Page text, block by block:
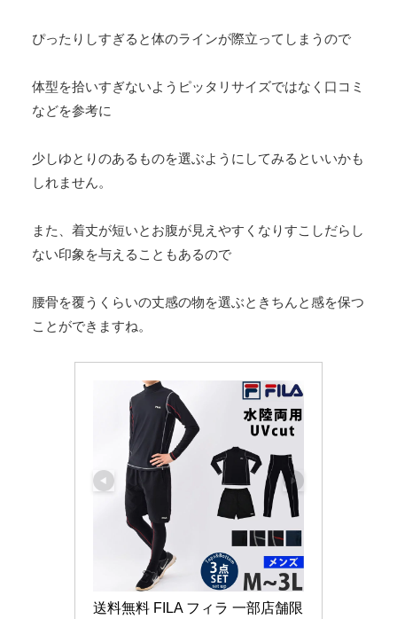
ぴったりしすぎると体のラインが際立ってしまうので
体型を拾いすぎないようピッタリサイズではなく口コミ
などを参考に
少しゆとりのあるものを選ぶようにしてみるといいかも
しれません。
また、着丈が短いとお腹が見えやすくなりすこしだらし
ない印象を与えることもあるので
腰骨を覆うくらいの丈感の物を選ぶときちんと感を保つ
ことができますね。
送料無料 FILA フィラ 一部店舗限